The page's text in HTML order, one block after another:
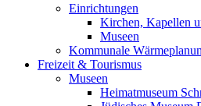
Einrichtungen
Kirchen, Kapellen
Museen
Kommunale
Freizeit & Tourismus
Museen
Heimatmuseum